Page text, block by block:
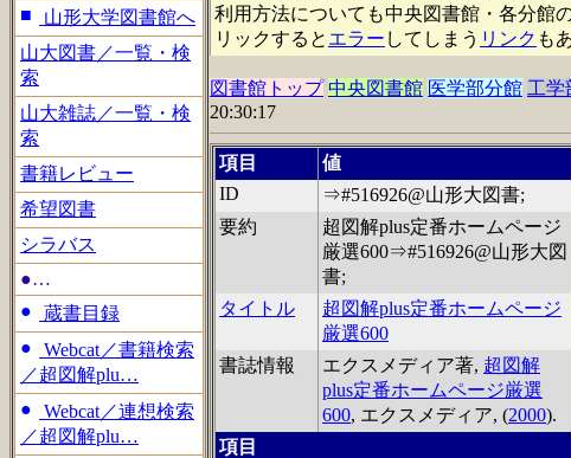
山形大学図書館へ
山大図書／一覧・検
索
山大雑誌／一覧・検
索
書籍レビュー
希望図書
シラバス
●…
蔵書目録
Webcat／書籍検索
／超図解plu…
Webcat／連想検索
／超図解plu…
利用方法についても中央図書館 ・ 各分館
リ ッ クすると エラー してしまう リンク も
図書館トップ 中央図書館 医学部分館 工学
20:30:17
項目
値
ID
⇒#516926@山形大図書;
要約
超図解plus定番ホームページ
厳選600⇒#516926@山形大図
書;
タイトル
超図解plus定番ホームページ
厳選600
書誌情報
エクスメディア著, 超図解
plus定番ホームページ厳選
600, エクスメディア, (2000).
項目